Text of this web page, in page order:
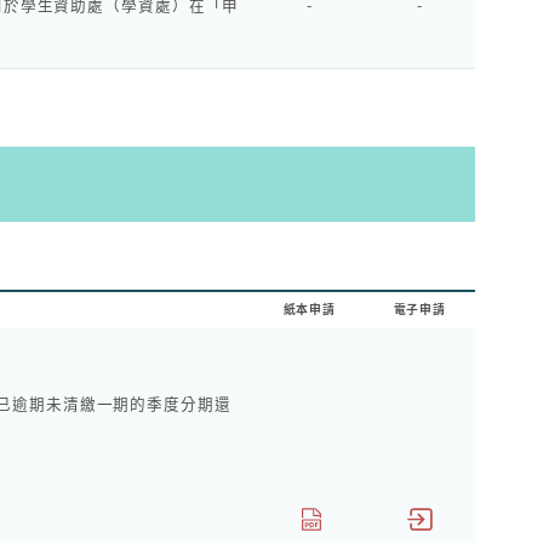
紙本申請 電子申請
逾期未清繳一期的季度分期還